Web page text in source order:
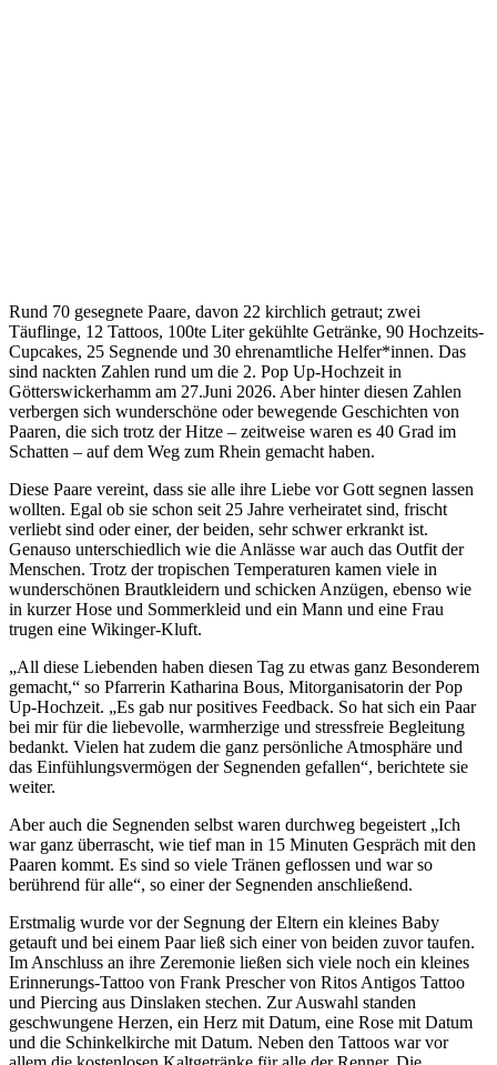
Rund 70 gesegnete Paare, davon 22 kirchlich getraut; zwei
Täuflinge, 12 Tattoos, 100te Liter gekühlte Getränke, 90 Hochzeits-
Cupcakes, 25 Segnende und 30 ehrenamtliche Helfer*innen. Das
sind nackten Zahlen rund um die 2. Pop Up-Hochzeit in
Götterswickerhamm am 27.Juni 2026. Aber hinter diesen Zahlen
verbergen sich wunderschöne oder bewegende Geschichten von
Paaren, die sich trotz der Hitze – zeitweise waren es 40 Grad im
Schatten – auf dem Weg zum Rhein gemacht haben.
Diese Paare vereint, dass sie alle ihre Liebe vor Gott segnen lassen
wollten. Egal ob sie schon seit 25 Jahre verheiratet sind, frischt
verliebt sind oder einer, der beiden, sehr schwer erkrankt ist.
Genauso unterschiedlich wie die Anlässe war auch das Outfit der
Menschen. Trotz der tropischen Temperaturen kamen viele in
wunderschönen Brautkleidern und schicken Anzügen, ebenso wie
in kurzer Hose und Sommerkleid und ein Mann und eine Frau
trugen eine Wikinger-Kluft.
„All diese Liebenden haben diesen Tag zu etwas ganz Besonderem
gemacht,“ so Pfarrerin Katharina Bous, Mitorganisatorin der Pop
Up-Hochzeit. „Es gab nur positives Feedback. So hat sich ein Paar
bei mir für die liebevolle, warmherzige und stressfreie Begleitung
bedankt. Vielen hat zudem die ganz persönliche Atmosphäre und
das Einfühlungsvermögen der Segnenden gefallen“, berichtete sie
weiter.
Aber auch die Segnenden selbst waren durchweg begeistert „Ich
war ganz überrascht, wie tief man in 15 Minuten Gespräch mit den
Paaren kommt. Es sind so viele Tränen geflossen und war so
berührend für alle“, so einer der Segnenden anschließend.
Erstmalig wurde vor der Segnung der Eltern ein kleines Baby
getauft und bei einem Paar ließ sich einer von beiden zuvor taufen.
Im Anschluss an ihre Zeremonie ließen sich viele noch ein kleines
Erinnerungs-Tattoo von Frank Prescher von Ritos Antigos Tattoo
und Piercing aus Dinslaken stechen. Zur Auswahl standen
geschwungene Herzen, ein Herz mit Datum, eine Rose mit Datum
und die Schinkelkirche mit Datum. Neben den Tattoos war vor